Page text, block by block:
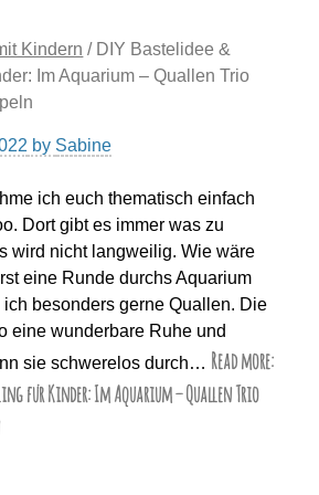
Kindern / DIY Bastelidee &
Im Aquarium – Quallen Trio
by Sabine
ich euch thematisch einfach
Dort gibt es immer was zu
wird nicht langweilig. Wie wäre
eine Runde durchs Aquarium
besonders gerne Quallen. Die
eine wunderbare Ruhe und
sie schwerelos durch… Read more:
für Kinder: Im Aquarium – Quallen Trio